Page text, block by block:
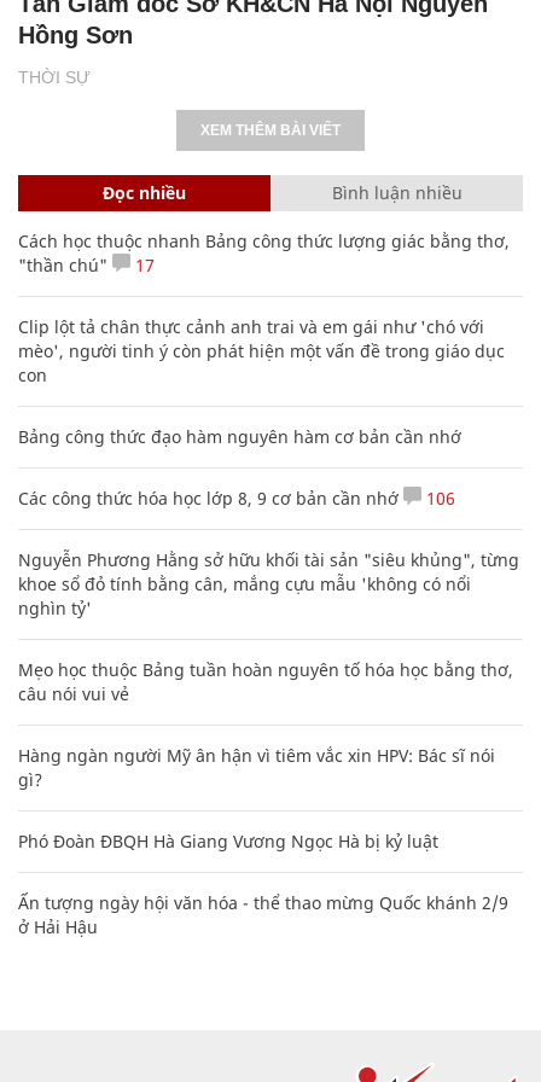
THỜI SỰ
Hồng Sơn
XEM THÊM BÀI VIẾT
Đọc nhiều Bình luận nhiều
Cách học thuộc nhanh Bảng công thức lượng giác bằng thơ,
"thần chú"
17
Clip lột tả chân thực cảnh anh trai và em gái như 'chó với
mèo', người tinh ý còn phát hiện một vấn đề trong giáo dục
con
Bảng công thức đạo hàm nguyên hàm cơ bản cần nhớ
Các công thức hóa học lớp 8, 9 cơ bản cần nhớ 106
Nguyễn Phương Hằng sở hữu khối tài sản "siêu khủng", từng
khoe sổ đỏ tính bằng cân, mắng cựu mẫu 'không có nổi
nghìn tỷ'
Mẹo học thuộc Bảng tuần hoàn nguyên tố hóa học bằng thơ,
câu nói vui vẻ
Hàng ngàn người Mỹ ân hận vì tiêm vắc xin HPV: Bác sĩ nói
gì?
Phó Đoàn ĐBQH Hà Giang Vương Ngọc Hà bị kỷ luật
Ấn tượng ngày hội văn hóa - thể thao mừng Quốc khánh 2/9
ở Hải Hậu